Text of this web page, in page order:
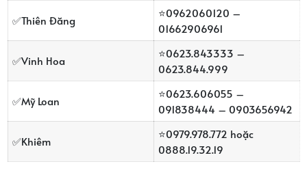
✅Thiên Đăng
⭐0962060120 –
01662906961
✅Vinh Hoa
⭐0623.843333 –
0623.844.999
✅Mỹ Loan
⭐0623.606055 –
091838444 – 0903656942
✅Khiêm
⭐0979.978.772 hoặc
0888.19.32.19